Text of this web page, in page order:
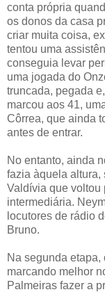
conta própria
os donos da casa
criar muita coisa,
tentou uma
conseguia levar
uma jogada do
truncada, pegada
marcou aos 41,
Côrrea, que ainda
antes de entrar.
No entanto, ainda
fazia àquela altura,
Valdívia que voltou
intermediária.
locutores de rádio
Bruno.
Na segunda
marcando melhor
Palmeiras fazer a